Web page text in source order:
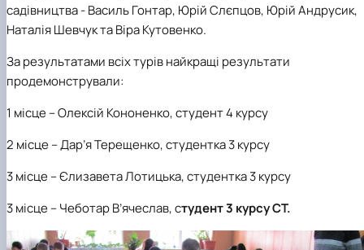
садівництва - Василь Гонтар, Юрій Слєпцов, Юрій Андрусик,
Наталія Шевчук та Віра Кутовенко.
За результатами всіх турів найкращі результати
продемонстрували:
1 місце– Олексій Кононенко, студент 4 курсу
2 місце– Дар’я Терещенко, студентка 3 курсу
3 місце– Єлизавета Лотицька, студентка 3 курсу
3 місце– Чеботар В’ячеслав, студент 3 курсу СТ.